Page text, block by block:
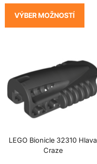
VÝBER MOŽNOSTÍ
LEGO Bionicle 32310 Hlava
Craze